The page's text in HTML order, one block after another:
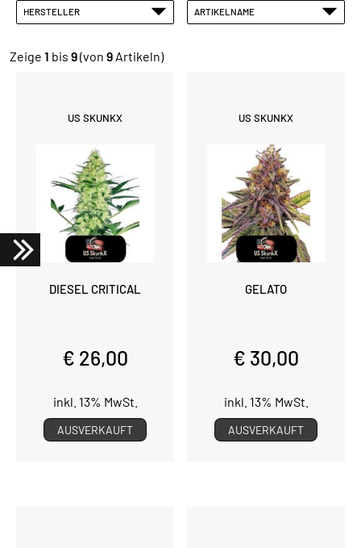
HERSTELLER ARTIKELNAME
Zeige 1 bis 9(von 9 Artikeln)
US SKUNKX
DIESEL CRITICAL
€ 26,00
inkl. 13% MwSt.
AUSVERKAUFT
US SKUNKX
GELATO
€ 30,00
inkl. 13% MwSt.
AUSVERKAUFT